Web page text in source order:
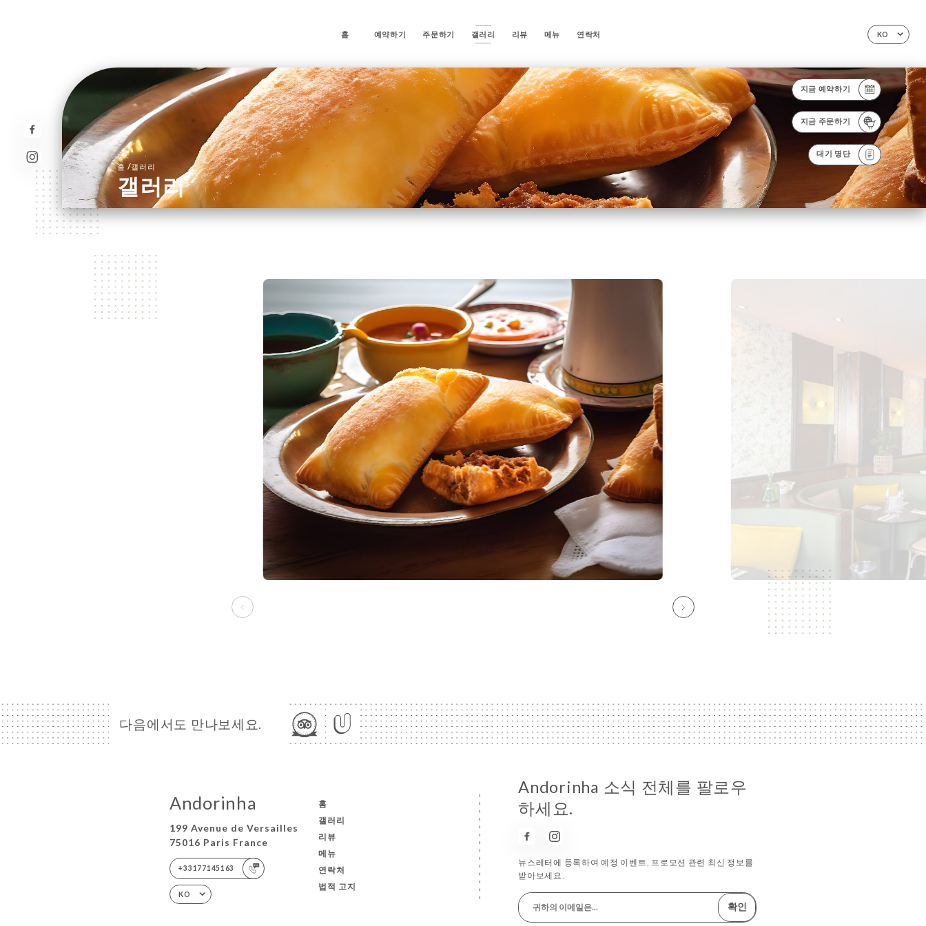
KO
홈 예약하기 주문하기 갤러리 리뷰 메뉴 연락처
지금 예약하기
지금 주문하기
대기 명단
홈 /갤러리
갤러리
다음에서도 만나보세요.
Andorinha
199 Avenue de Versailles
75016 Paris France
+33177145163
KO
홈
갤러리
리뷰
메뉴
연락처
법적 고지
Andorinha 소식 전체를 팔로우
하세요.
뉴스레터에 등록하여 예정 이벤트, 프로모션 관련 최신 정보를
받아보세요.
확인